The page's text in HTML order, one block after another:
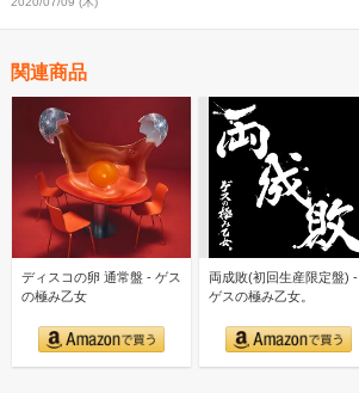
関連商品
ディスコの卵 通常盤 - ゲス
の極み乙女
両成敗(初回生産限定盤) -
ゲスの極み乙女。